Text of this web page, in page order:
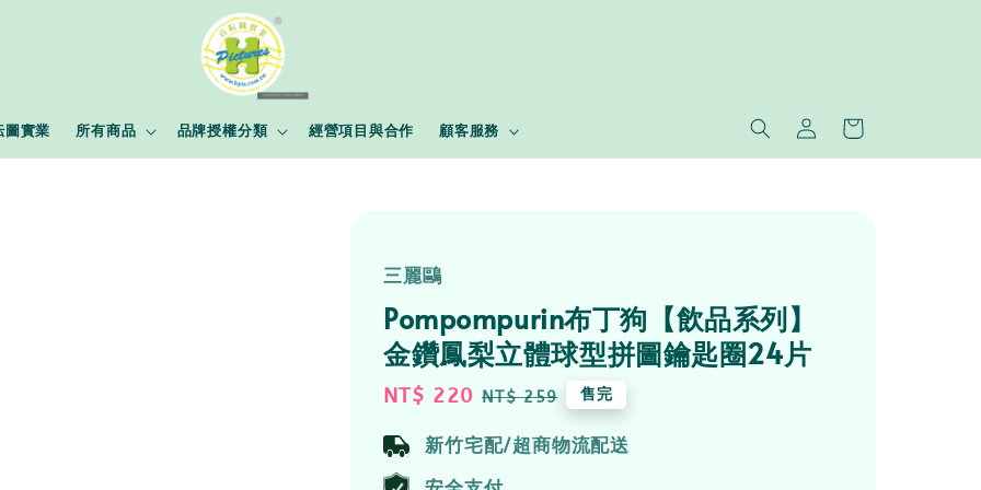
圖實業 所有商品 品牌授權分類 經營項目與合作 顧客服務
三麗鷗
Pompompurin布丁狗【飲品系列】
金鑽鳳梨立體球型拼圖鑰匙圈24片
Sale
NT$ 220 Regular
NT$ 259 售完
新竹宅配/超商物流配送